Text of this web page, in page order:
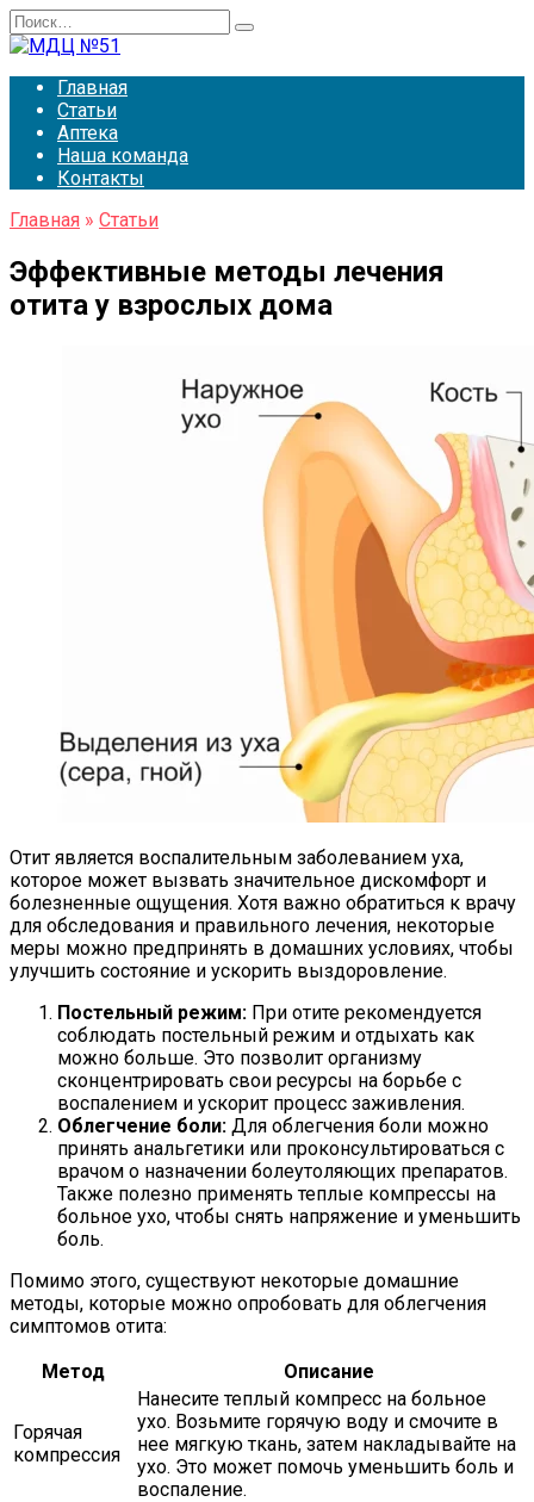
Перейти
к
Search
for:
Главная
Статьи
Аптека
Наша команда
Контакты
Главная » Статьи
Эффективные методы лечения
отита у взрослых дома
Отит является воспалительным заболеванием уха,
которое может вызвать значительное дискомфорт и
болезненные ощущения. Хотя важно обратиться к врачу
для обследования и правильного лечения, некоторые
меры можно предпринять в домашних условиях, чтобы
улучшить состояние и ускорить выздоровление.
Постельный режим: При отите рекомендуется
соблюдать постельный режим и отдыхать как
можно больше. Это позволит организму
сконцентрировать свои ресурсы на борьбе с
воспалением и ускорит процесс заживления.
Облегчение боли: Для облегчения боли можно
принять анальгетики или проконсультироваться с
врачом о назначении болеутоляющих препаратов.
Также полезно применять теплые компрессы на
больное ухо, чтобы снять напряжение и уменьшить
боль.
Помимо этого, существуют некоторые домашние
методы, которые можно опробовать для облегчения
симптомов отита:
Метод
Описание
Горячая
компрессия
Нанесите теплый компресс на больное
ухо. Возьмите горячую воду и смочите в
нее мягкую ткань, затем накладывайте на
ухо. Это может помочь уменьшить боль и
воспаление.